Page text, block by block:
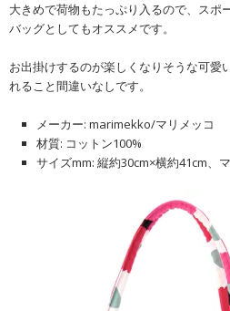
大きめで荷物もたっぷり入るので、ス
バッグとしてもオススメです。
お出掛けするのが楽しくなりそうな可
れること間違いなしです。
メーカー: marimekko/マリメッコ
材質: コットン100%
サイズmm: 縦約30cm×横約41cm、